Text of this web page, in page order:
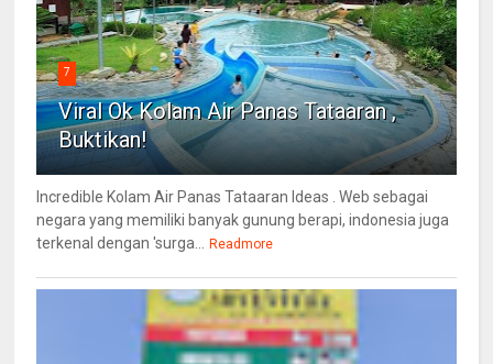
7
Viral Ok Kolam Air Panas Tataaran ,
Buktikan!
Incredible Kolam Air Panas Tataaran Ideas . Web sebagai
negara yang memiliki banyak gunung berapi, indonesia juga
terkenal dengan 'surga...
Readmore